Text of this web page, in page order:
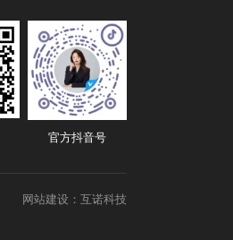
官方抖音号
网站建设 ： 互诺科技